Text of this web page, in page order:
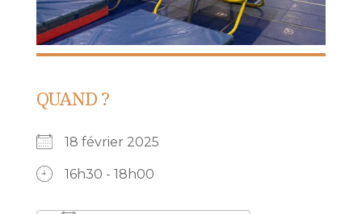
QUAND ?
18 février 2025
16h30 - 18h00